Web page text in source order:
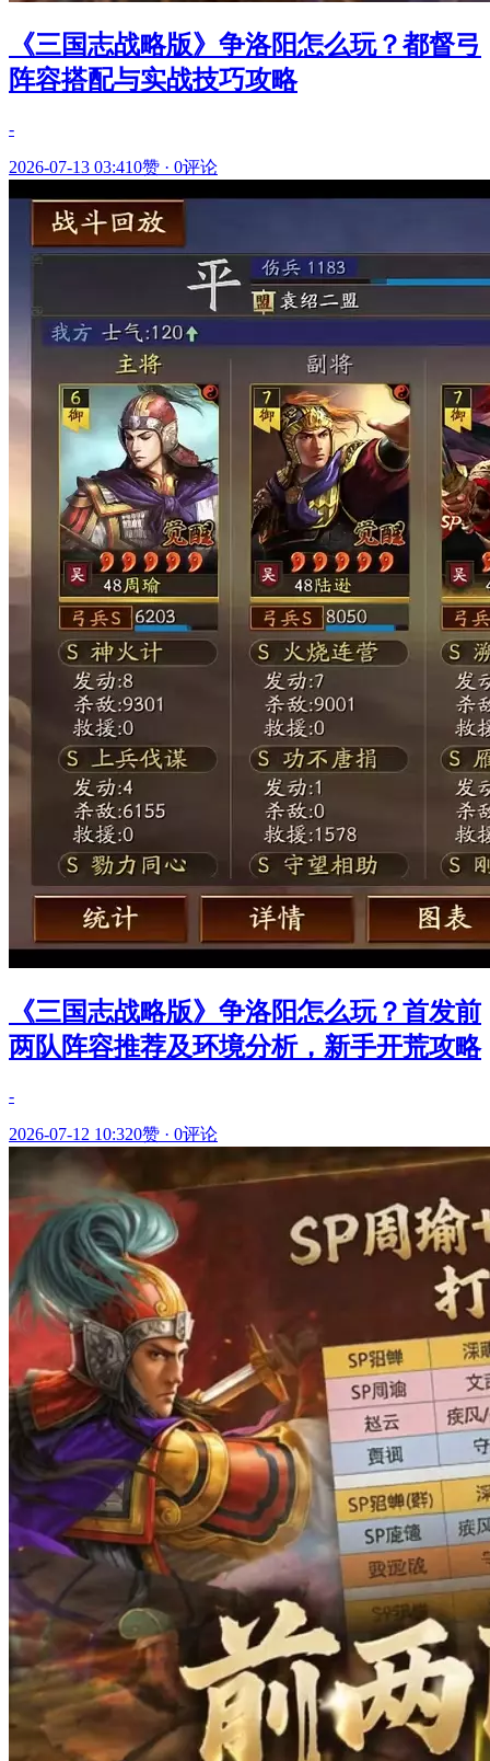
《三国志战略版》争洛阳怎么玩？都督弓
阵容搭配与实战技巧攻略
-
2026-07-13 03:410赞 · 0评论
《三国志战略版》争洛阳怎么玩？首发前
两队阵容推荐及环境分析，新手开荒攻略
-
2026-07-12 10:320赞 · 0评论